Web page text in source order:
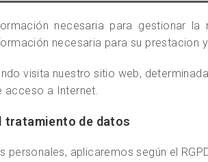
necesaria para gestionar
necesaria para su prestacion
visita nuestro sitio web,
acceso a Internet.
tratamiento de datos
personales, aplicaremos según el